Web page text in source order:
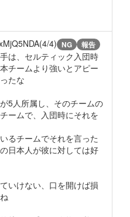
4) NG 報告
は、セルティック入団時
チームより強いとアピー
たな
5人所属し、そのチームの
ームで、入団時にそれを
るチームでそれを言った
日本人が彼に対しては好
いけない、口を開けば損